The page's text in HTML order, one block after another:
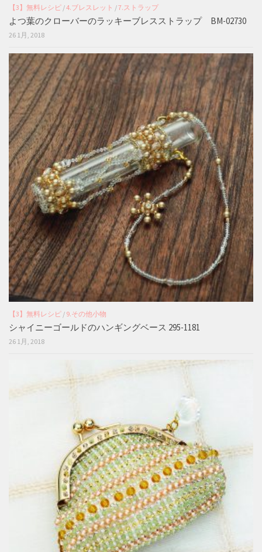
【3】無料レシピ /4.ブレスレット /7.ストラップ
よつ葉のクローバーのラッキーブレスストラップ BM-02730
26 1月, 2018
【3】無料レシピ / 9.その他小物
シャイニーゴールドのハンギングベース 295-1181
26 1月, 2018